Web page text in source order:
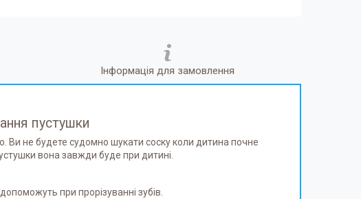
Інформація для замовлення
пустушки
Ви не будете судомно шукати соску коли дитина почне
вона завжди буде при дитині.
при прорізуванні зубів.